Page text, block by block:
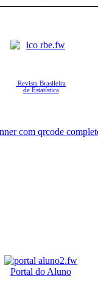
Revista Brasileira
de Estatística
Portal do Aluno